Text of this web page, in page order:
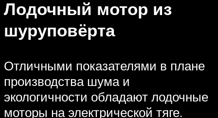
Лодочный мотор из
шуруповёрта
Отличными показателями в плане
производства шума и
экологичности обладают лодочные
моторы на электрической тяге.